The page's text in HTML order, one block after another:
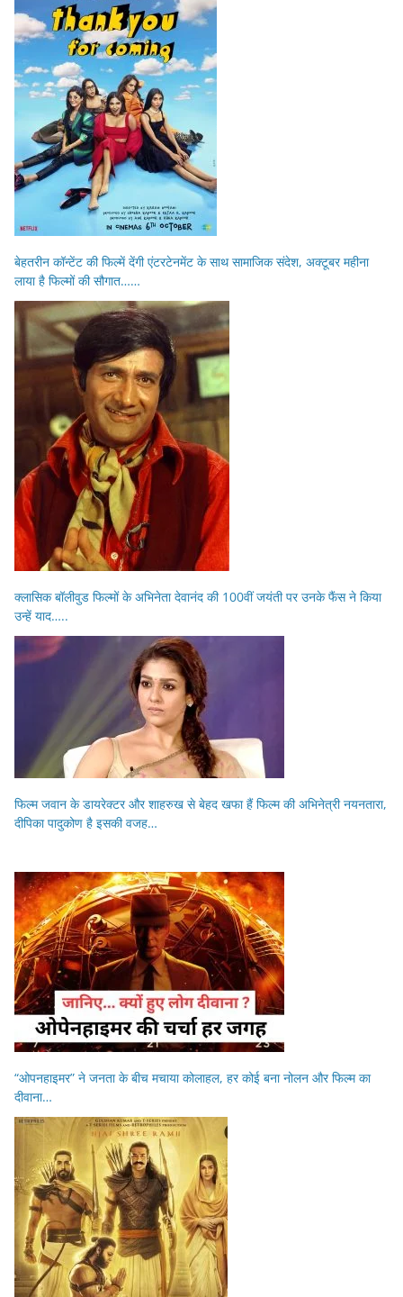
बेहतरीन कॉन्टेंट की फिल्में देंगी एंटरटेनमेंट के साथ सामाजिक संदेश, अक्टूबर महीना
लाया है फिल्मों की सौगात……
क्लासिक बॉलीवुड फिल्मों के अभिनेता देवानंद की 100वीं जयंती पर उनके फैंस ने किया
उन्हें याद…..
फिल्म जवान के डायरेक्टर और शाहरुख से बेहद खफा हैं फिल्म की अभिनेत्री नयनतारा,
दीपिका पादुकोण है इसकी वजह…
“ओपनहाइमर” ने जनता के बीच मचाया कोलाहल, हर कोई बना नोलन और फिल्म का
दीवाना…